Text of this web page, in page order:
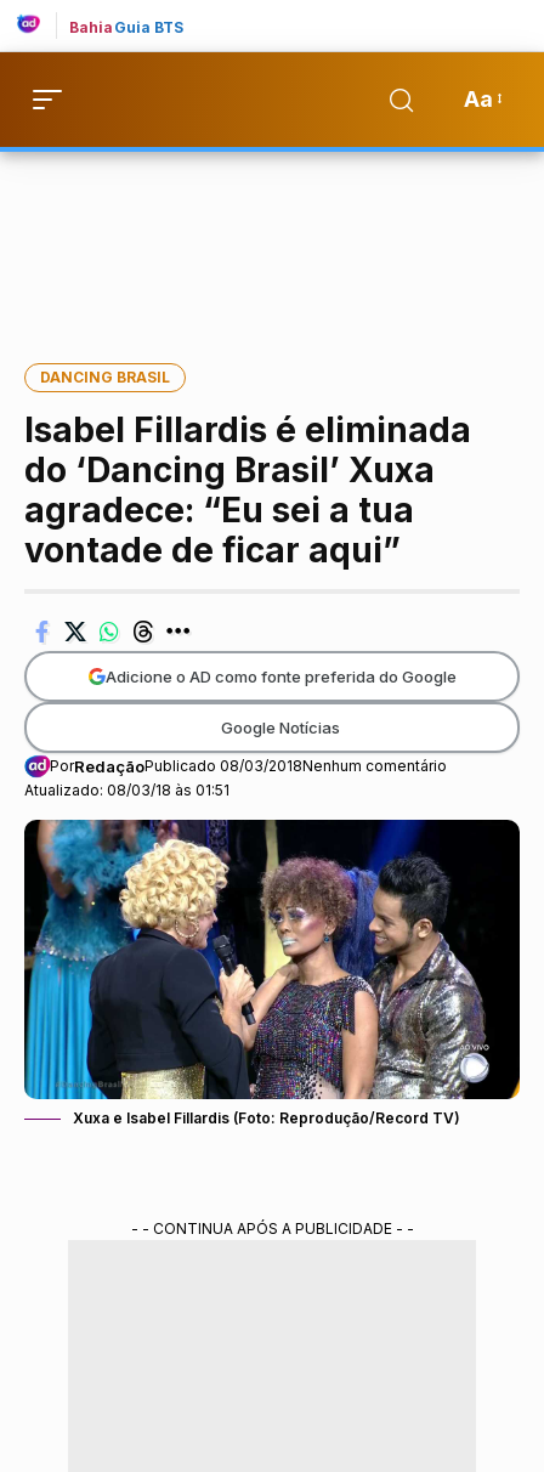
Bahia Guia BTS
Aa
DANCING BRASIL
Isabel Fillardis é eliminada
do ‘Dancing Brasil’ Xuxa
agradece: “Eu sei a tua
vontade de ficar aqui”
Atualizado: 08/03/18 às 01:51
PorRedaçãoPublicado 08/03/2018Nenhum comentário
Adicione o AD como fonte preferida do Google
Google Notícias
Xuxa e Isabel Fillardis (Foto: Reprodução/Record TV)
- - CONTINUA APÓS A PUBLICIDADE - -